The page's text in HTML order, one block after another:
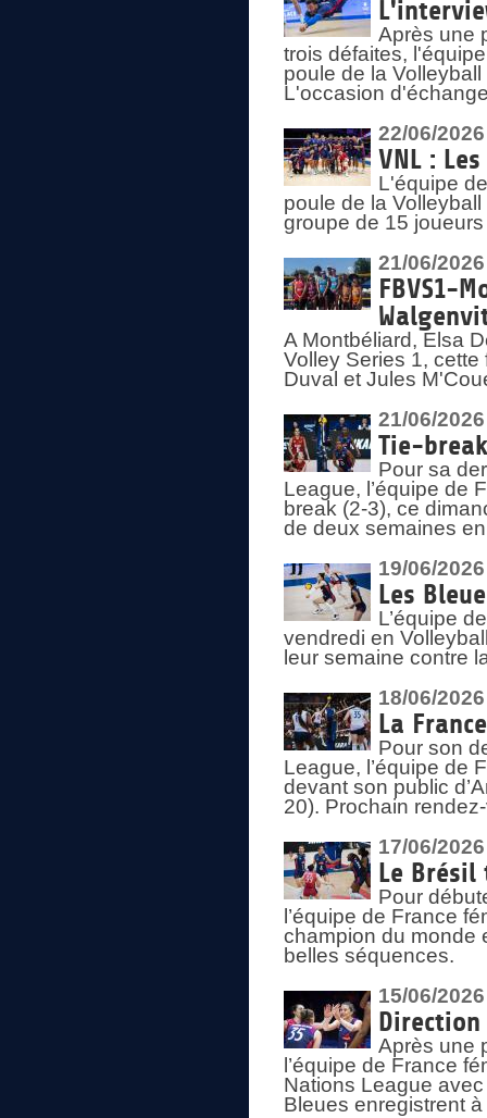
Après une
trois défaites,
poule de la
L'occasion
22/06/2026
VNL :
L'équipe
poule de la
groupe de 15
21/06/2026
FBVS1-
A Montbéliard, Elsa
Volley Series 1,
Duval et Jules
21/06/2026
Tie-
Pour sa
League, l’équipe de
break (2-3), ce
de deux semaines
19/06/2026
Les
L’équipe
vendredi en
leur semaine contre
18/06/2026
La
Pour son
League, l’équipe de
devant son public
20). Prochain
17/06/2026
Le
Pour
l’équipe de France
champion du monde
belles séquences.
15/06/2026
Après une
l’équipe de France
Nations League
Bleues enregistrent